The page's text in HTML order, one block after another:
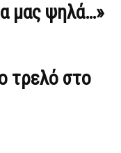
μας ψηλά…»
τρελό στο